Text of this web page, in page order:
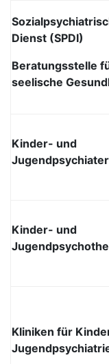
Dienst (SPDI)
Beratungsstelle
seelische
Kinder- und
Jugendpsychiater
Kinder- und
Kliniken für